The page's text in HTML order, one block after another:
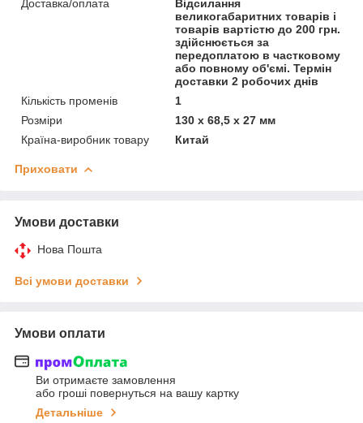
Доставка/оплата
Відсилання
великогабаритних товарів і
товарів вартістю до 200 грн.
здійснюється за
передоплатою в частковому
або повному об'ємі. Термін
доставки 2 робочих днів
Кількість променів
1
Розміри
130 x 68,5 x 27 мм
Країна-виробник товару
Китай
Приховати
Умови доставки
Нова Пошта
Всі умови доставки
Умови оплати
Ви отримаєте замовлення
або гроші повернуться на вашу картку
Детальніше